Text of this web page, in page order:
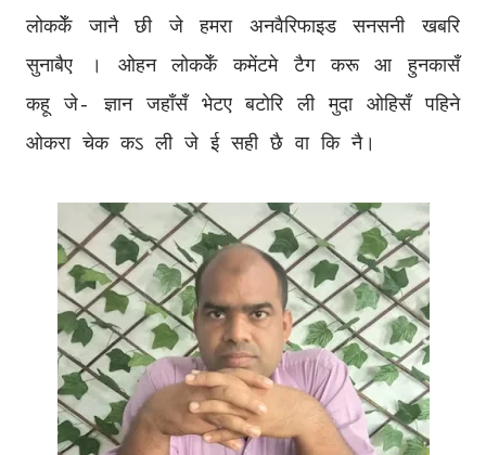
लोककेँ जानै छी जे हमरा अनवैरिफाइड सनसनी खबरि
सुनाबैए । ओहन लोककेँ कमेंटमे टैग करू आ हुनकासँ
कहू जे- ज्ञान जहाँसँ भेटए बटोरि ली मुदा ओहिसँ पहिने
ओकरा चेक कऽ ली जे ई सही छै वा कि नै।